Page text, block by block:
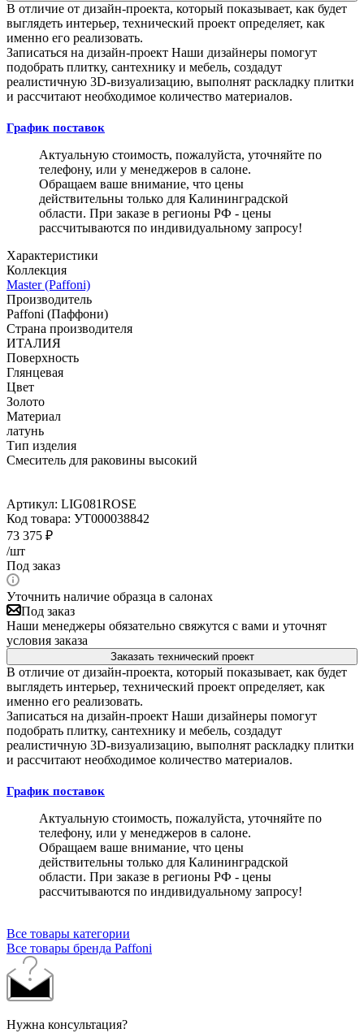
В отличие от дизайн-проекта, который показывает, как будет
выглядеть интерьер, технический проект определяет, как
именно его реализовать.
Записаться на дизайн-проект Наши дизайнеры помогут
подобрать плитку, сантехнику и мебель, создадут
реалистичную 3D-визуализацию, выполнят раскладку плитки
и рассчитают необходимое количество материалов.
График поставок
Актуальную стоимость, пожалуйста, уточняйте по
телефону, или у менеджеров в салоне.
Обращаем ваше внимание, что цены
действительны только для Калининградской
области. При заказе в регионы РФ - цены
рассчитываются по индивидуальному запросу!
Характеристики
Коллекция
Master (Paffoni)
Производитель
Paffoni (Паффони)
Страна производителя
ИТАЛИЯ
Поверхность
Глянцевая
Цвет
Золото
Материал
латунь
Тип изделия
Смеситель для раковины высокий
Артикул: LIG081ROSE
Код товара: УТ000038842
73 375 ₽
/шт
Под заказ
Уточнить наличие образца в салонах
Под заказ
Наши менеджеры обязательно свяжутся с вами и уточнят
условия заказа
Заказать технический проект
В отличие от дизайн-проекта, который показывает, как будет
выглядеть интерьер, технический проект определяет, как
именно его реализовать.
Записаться на дизайн-проект Наши дизайнеры помогут
подобрать плитку, сантехнику и мебель, создадут
реалистичную 3D-визуализацию, выполнят раскладку плитки
и рассчитают необходимое количество материалов.
График поставок
Актуальную стоимость, пожалуйста, уточняйте по
телефону, или у менеджеров в салоне.
Обращаем ваше внимание, что цены
действительны только для Калининградской
области. При заказе в регионы РФ - цены
рассчитываются по индивидуальному запросу!
Все товары категории
Все товары бренда Paffoni
Нужна консультация?